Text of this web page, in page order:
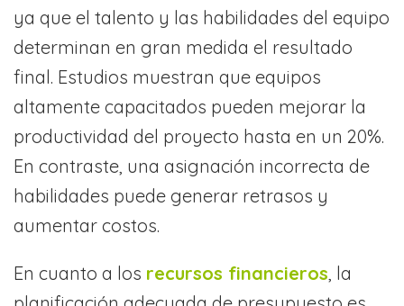
ya que el talento y las habilidades del equipo
determinan en gran medida el resultado
final. Estudios muestran que equipos
altamente capacitados pueden mejorar la
productividad del proyecto hasta en un 20%.
En contraste, una asignación incorrecta de
habilidades puede generar retrasos y
aumentar costos.
En cuanto a los recursos financieros, la